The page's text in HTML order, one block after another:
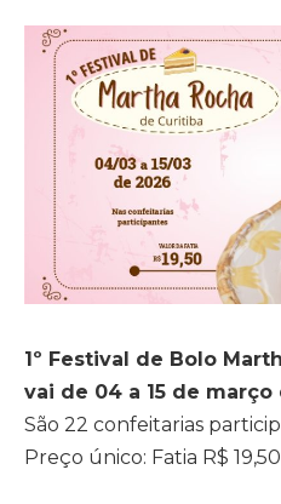
1º Festival de Bolo
vai de 04 a 15 de março
São 22 confeitarias
Preço único: Fatia R$